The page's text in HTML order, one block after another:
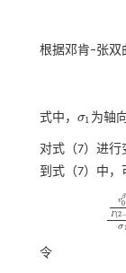
根据邓肯‒张双
式中， σ1
σ1 为轴
对式（7） 进行
到 式（7） 中，
v
β
0
Γ(2−
σ
v0β
令